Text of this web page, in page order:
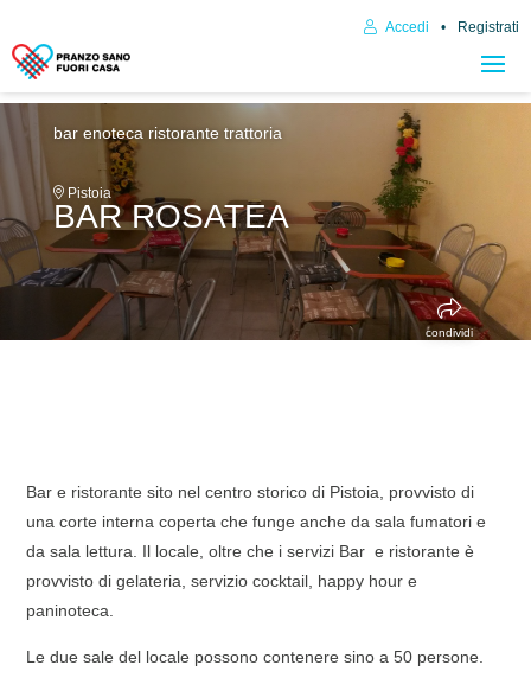
Accedi Registrati
bar enoteca ristorante trattoria
Pistoia
BAR ROSATEA
condividi
Bar e ristorante sito nel centro storico di Pistoia, provvisto di
una corte interna coperta che funge anche da sala fumatori e
da sala lettura. Il locale, oltre che i servizi Bar e ristorante è
provvisto di gelateria, servizio cocktail, happy hour e
paninoteca.
Le due sale del locale possono contenere sino a 50 persone.